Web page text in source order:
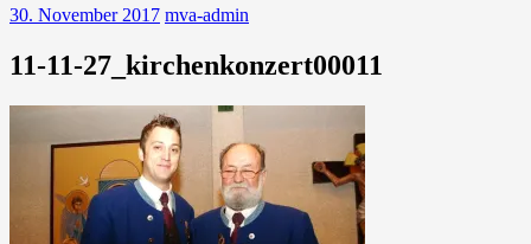
30. November 2017 mva-admin
11-11-27_kirchenkonzert00011